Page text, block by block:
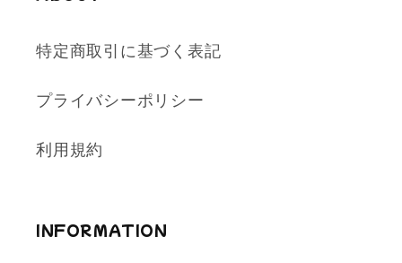
特定商取引に基づく表記
プライバシーポリシー
利用規約
INFORMATION